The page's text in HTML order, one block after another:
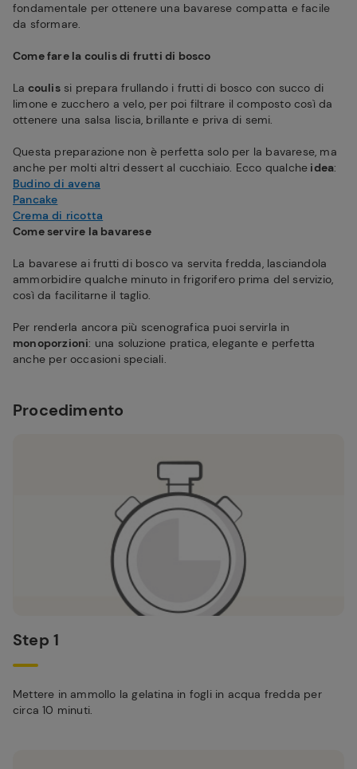
fondamentale per ottenere una bavarese compatta e facile
da sformare.
Come fare la coulis di frutti di bosco
La coulissi prepara frullando i frutti di bosco con succo di
limone e zucchero a velo, per poi filtrare il composto così da
ottenere una salsa liscia, brillante e priva di semi.
Questa preparazione non è perfetta solo per la bavarese, ma
anche per molti altri dessert al cucchiaio. Ecco qualche idea:
Budino di avena
Pancake
Crema di ricotta
Come servire la bavarese
La bavarese ai frutti di bosco va servita fredda, lasciandola
ammorbidire qualche minuto in frigorifero prima del servizio,
così da facilitarne il taglio.
Per renderla ancora più scenografica puoi servirla in
monoporzioni: una soluzione pratica, elegante e perfetta
anche per occasioni speciali.
Procedimento
Step 1
Mettere in ammollo la gelatina in fogli in acqua fredda per
circa 10 minuti.